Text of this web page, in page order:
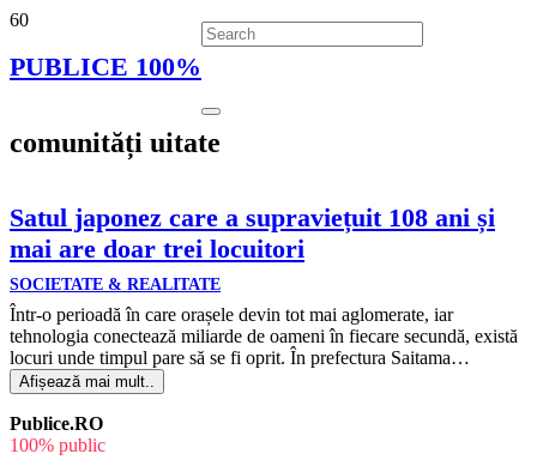
PUBLICE 100%
comunități uitate
Satul japonez care a supraviețuit 108 ani și
mai are doar trei locuitori
SOCIETATE & REALITATE
Într-o perioadă în care orașele devin tot mai aglomerate, iar
tehnologia conectează miliarde de oameni în fiecare secundă, există
locuri unde timpul pare să se fi oprit. În prefectura Saitama…
Afișează mai mult..
Publice.RO
100% public